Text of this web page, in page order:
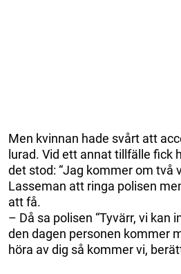
Men kvinnan hade svårt att
lurad. Vid ett annat tillfälle fick
det stod: “Jag kommer om två
Lasseman att ringa polisen
att få.
– Då sa polisen “Tyvärr, vi kan
den dagen personen kommer
höra av dig så kommer vi,